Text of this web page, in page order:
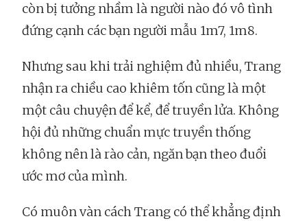
còn bị tưởng nhầm là người nào đó vô tình
đứng cạnh các bạn người mẫu 1m7, 1m8.
Nhưng sau khi trải nghiệm đủ nhiều, Trang
nhận ra chiều cao khiêm tốn cũng là một
một câu chuyện để kể, để truyền lửa. Không
hội đủ những chuẩn mực truyền thống
không nên là rào cản, ngăn bạn theo đuổi
ước mơ của mình.
Có muôn vàn cách Trang có thể khẳng định